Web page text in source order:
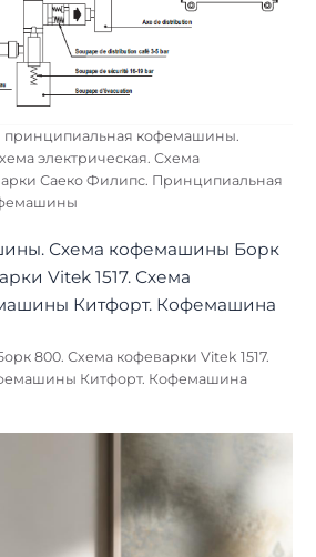
принципиальная кофемашины.
электрическая. Схема
Саеко Филипс. Принципиальная
800. Схема кофеварки Vitek 1517.
Китфорт. Кофемашина